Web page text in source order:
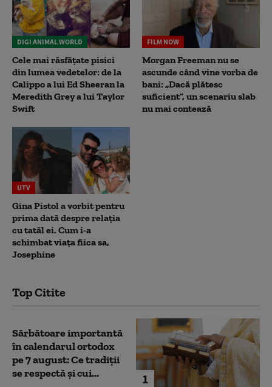
DIGI ANIMAL WORLD
Cele mai răsfățate pisici
din lumea vedetelor: de la
Calippo a lui Ed Sheeran la
Meredith Grey a lui Taylor
Swift
FILM NOW
Morgan Freeman nu se
ascunde când vine vorba de
bani: „Dacă plătesc
suficient”, un scenariu slab
nu mai contează
UTV
Gina Pistol a vorbit pentru
prima dată despre relația
cu tatăl ei. Cum i-a
schimbat viața fiica sa,
Josephine
Top Citite
1
Sărbătoare importantă
în calendarul ortodox
pe 7 august: Ce tradiții
se respectă și cui...